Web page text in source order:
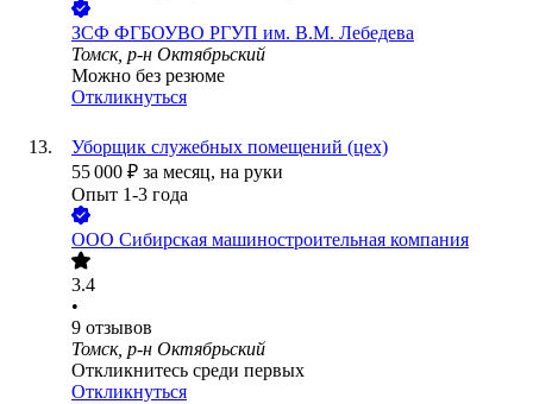
ЗСФ ФГБОУВО РГУП им. В.М. Лебедева
Томск, р-н Октябрьский
Можно без резюме
Откликнуться
Уборщик служебных помещений (цех)
55 000 ₽ за месяц, на руки
Опыт 1-3 года
ООО Сибирская машиностроительная компания
3.4
•
9 отзывов
Томск, р-н Октябрьский
Откликнитесь среди первых
Откликнуться